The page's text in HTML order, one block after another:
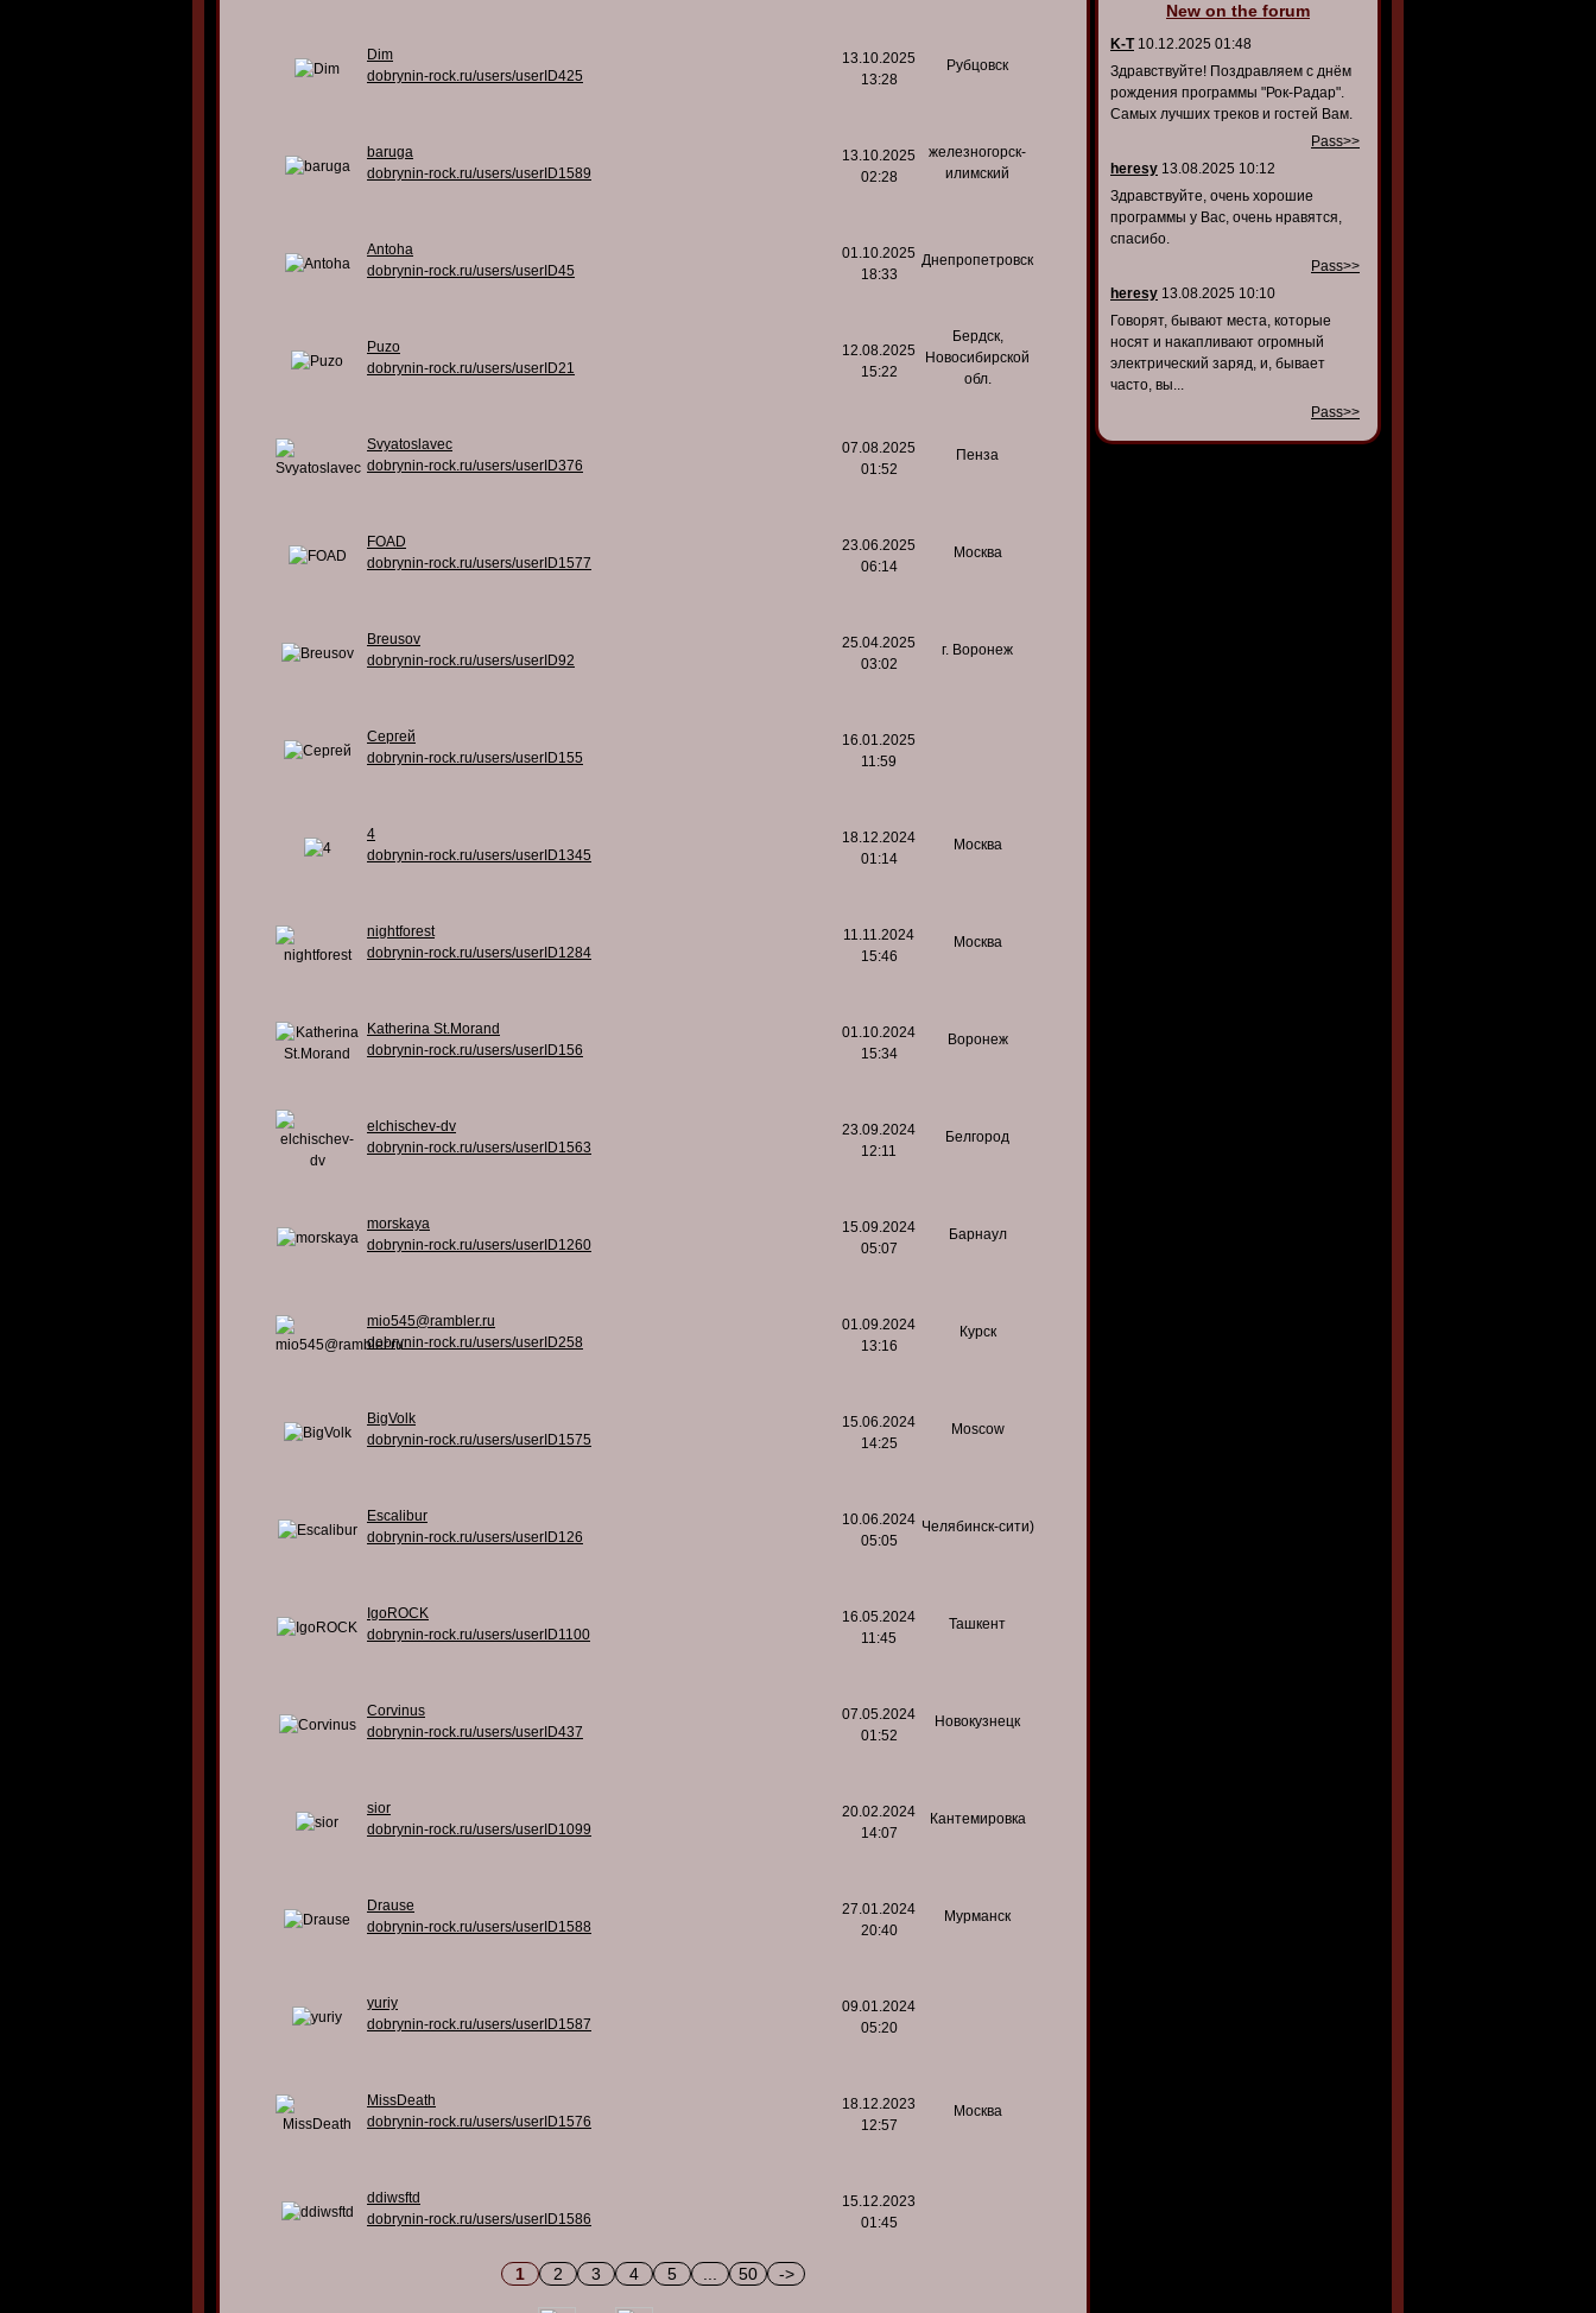
Dim
dobrynin-rock.ru/users/userID425
13.10.2025
13:28
Рубцовск
baruga
dobrynin-rock.ru/users/userID1589
13.10.2025
02:28
железногорск-
илимский
Antoha
dobrynin-rock.ru/users/userID45
01.10.2025
18:33
Днепропетровск
Puzo
dobrynin-rock.ru/users/userID21
12.08.2025
15:22
Бердск,
Новосибирской
обл.
Svyatoslavec
dobrynin-rock.ru/users/userID376
07.08.2025
01:52
Пенза
FOAD
dobrynin-rock.ru/users/userID1577
23.06.2025
06:14
Москва
Breusov
dobrynin-rock.ru/users/userID92
25.04.2025
03:02
г. Воронеж
Сергей
dobrynin-rock.ru/users/userID155
16.01.2025
11:59
4
dobrynin-rock.ru/users/userID1345
18.12.2024
01:14
Москва
nightforest
dobrynin-rock.ru/users/userID1284
11.11.2024
15:46
Москва
Katherina St.Morand
dobrynin-rock.ru/users/userID156
01.10.2024
15:34
Воронеж
elchischev-dv
dobrynin-rock.ru/users/userID1563
23.09.2024
12:11
Белгород
morskaya
dobrynin-rock.ru/users/userID1260
15.09.2024
05:07
Барнаул
mio545@rambler.ru
dobrynin-rock.ru/users/userID258
01.09.2024
13:16
Курск
BigVolk
dobrynin-rock.ru/users/userID1575
15.06.2024
14:25
Moscow
Escalibur
dobrynin-rock.ru/users/userID126
10.06.2024
05:05
Челябинск-сити)
IgoROCK
dobrynin-rock.ru/users/userID1100
16.05.2024
11:45
Ташкент
Corvinus
dobrynin-rock.ru/users/userID437
07.05.2024
01:52
Новокузнецк
sior
dobrynin-rock.ru/users/userID1099
20.02.2024
14:07
Кантемировка
Drause
dobrynin-rock.ru/users/userID1588
27.01.2024
20:40
Мурманск
yuriy
dobrynin-rock.ru/users/userID1587
09.01.2024
05:20
MissDeath
dobrynin-rock.ru/users/userID1576
18.12.2023
12:57
Москва
ddiwsftd
dobrynin-rock.ru/users/userID1586
15.12.2023
01:45
1 2 3 4 5 50 ->
New on the forum
K-T10.12.2025 01:48
Здравствуйте! Поздравляем с днём
рождения программы "Рок-Радар".
Самых лучших треков и гостей Вам.
Pass>>
heresy 13.08.2025 10:12
Здравствуйте, очень хорошие
программы у Вас, очень нравятся,
спасибо.
Pass>>
heresy 13.08.2025 10:10
Говорят, бывают места, которые
носят и накапливают огромный
электрический заряд, и, бывает
часто, вы...
Pass>>